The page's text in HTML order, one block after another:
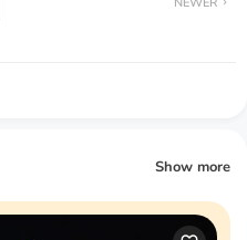
Show more